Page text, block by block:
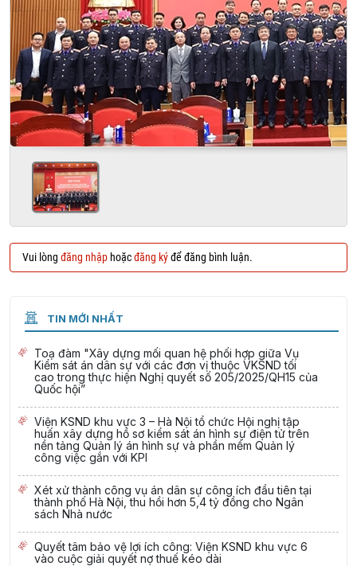
Vui lòng đăng nhập hoặcđăng kýđể đăng bình luận.
TIN MỚI NHẤT
Toạ đàm "Xây dựng mối quan hệ phối hợp giữa Vụ
Kiểm sát án dân sự với các đơn vị thuộc VKSND tối
cao trong thực hiện Nghị quyết số 205/2025/QH15 của
Quốc hội”
Viện KSND khu vực 3 – Hà Nội tổ chức Hội nghị tập
huấn xây dựng hồ sơ kiểm sát án hình sự điện tử trên
nền tảng Quản lý án hình sự và phần mềm Quản lý
công việc gắn với KPI
Xét xử thành công vụ án dân sự công ích đầu tiên tại
thành phố Hà Nội, thu hồi hơn 5,4 tỷ đồng cho Ngân
sách Nhà nước
Quyết tâm bảo vệ lợi ích công: Viện KSND khu vực 6
vào cuộc giải quyết nợ thuế kéo dài